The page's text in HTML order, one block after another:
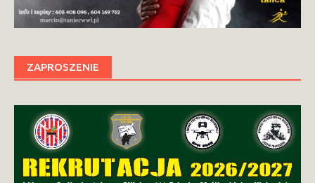
ZAPROSZENIE